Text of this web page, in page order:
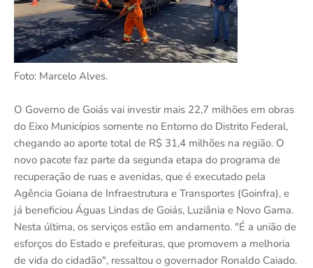
Foto: Marcelo Alves.
O Governo de Goiás vai investir mais 22,7 milhões em obras
do Eixo Municípios somente no Entorno do Distrito Federal,
chegando ao aporte total de R$ 31,4 milhões na região. O
novo pacote faz parte da segunda etapa do programa de
recuperação de ruas e avenidas, que é executado pela
Agência Goiana de Infraestrutura e Transportes (Goinfra), e
já beneficiou Águas Lindas de Goiás, Luziânia e Novo Gama.
Nesta última, os serviços estão em andamento. "É a união de
esforços do Estado e prefeituras, que promovem a melhoria
de vida do cidadão", ressaltou o governador Ronaldo Caiado.